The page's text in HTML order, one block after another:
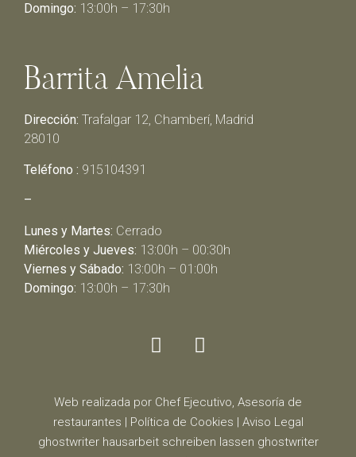
Domingo: 13:00h – 17:30h
Barrita Amelia
Dirección: Trafalgar 12, Chamberí, Madrid
28010
Teléfono : 915104391
–
Lunes y Martes: Cerrado
Miércoles y Jueves: 13:00h – 00:30h
Viernes y Sábado: 13:00h – 01:00h
Domingo: 13:00h – 17:30h
Web realizada por Chef Ejecutivo, Asesoría de
restaurantes | Política de Cookies | Aviso Legal
ghostwriter hausarbeit schreiben lassen ghostwriter